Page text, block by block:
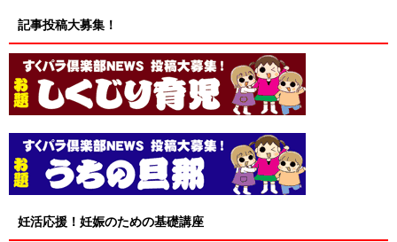
記事投稿大募集！
妊活応援！妊娠のための基礎講座